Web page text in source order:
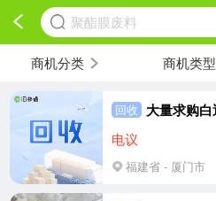
聚酯膜废料
商机分类 商机类型
回收
电议
福建省 - 厦门市